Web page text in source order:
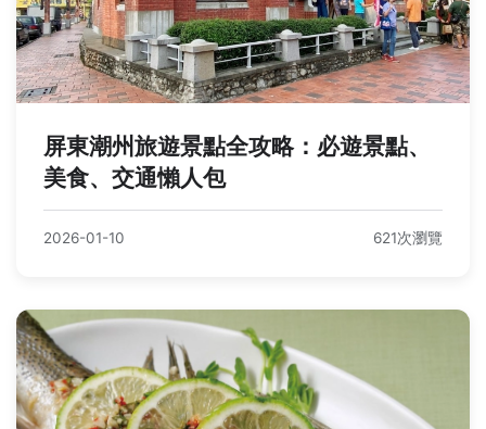
屏東潮州旅遊景點全攻略：必遊景點、
美食、交通懶人包
2026-01-10 621次瀏覽